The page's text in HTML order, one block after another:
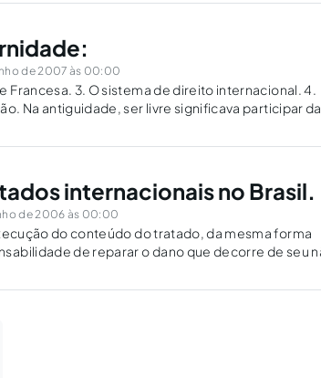
de 2007 às 00:00
Francesa. 3. O sistema de direito internacional. 4.
Na antiguidade, ser livre significava participar da
internacionais no Brasil.
de 2006 às 00:00
do conteúdo do tratado, da mesma forma
reparar o dano que decorre de seu não